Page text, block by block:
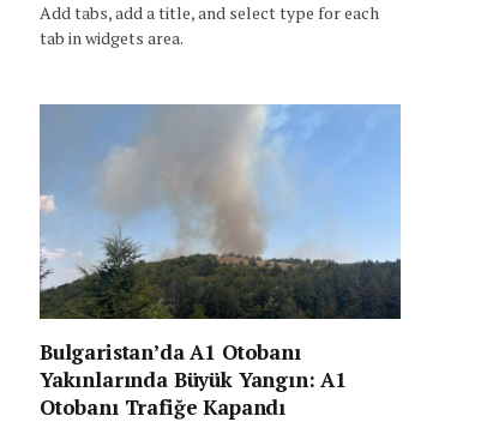
Add tabs, add a title, and select type for each
tab in widgets area.
Bulgaristan’da A1 Otobanı
Yakınlarında Büyük Yangın: A1
Otobanı Trafiğe Kapandı